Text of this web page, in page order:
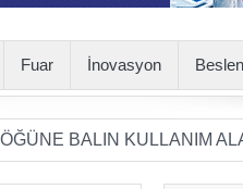
Fuar İnovasyon
KULLANIM ALANLARI